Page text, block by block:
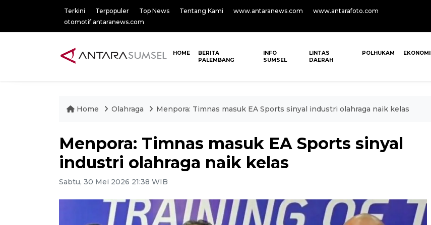
Terkini Terpopuler Top News Tentang Kami www.antaranews.com
www.antarafoto.com
otomotif.antaranews.com
HOME
BERITA
PALEMBANG
INFO
SUMSEL
LINTAS
DAERAH
POLHUKAM EKONOMI
Home Olahraga Menpora: Timnas masuk EA Sports sinyal industri olahraga naik kelas
Menpora: Timnas masuk EA Sports sinyal
industri olahraga naik kelas
Sabtu, 30 Mei 2026 21:38 WIB